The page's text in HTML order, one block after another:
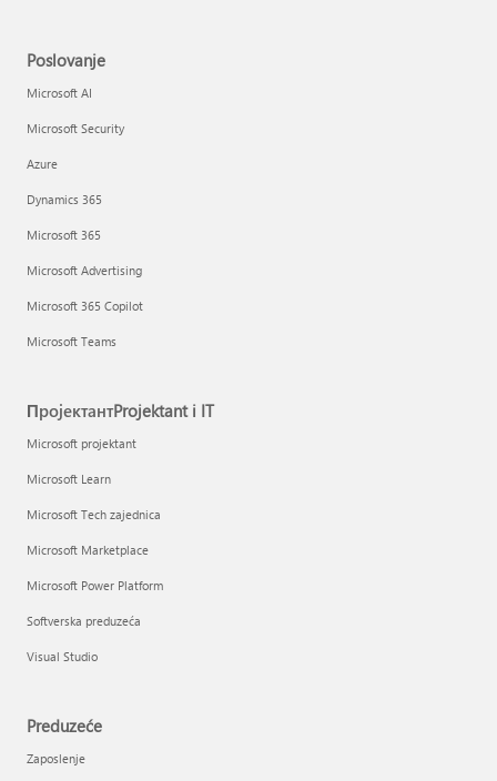
Poslovanje
Microsoft AI
Microsoft Security
Azure
Dynamics 365
Microsoft 365
Microsoft Advertising
Microsoft 365 Copilot
Microsoft Teams
ПројектантProjektant i IT
Microsoft projektant
Microsoft Learn
Microsoft Tech zajednica
Microsoft Marketplace
Microsoft Power Platform
Softverska preduzeća
Visual Studio
Preduzeće
Zaposlenje